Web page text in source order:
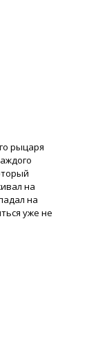
рыцаря
на
на
уже не